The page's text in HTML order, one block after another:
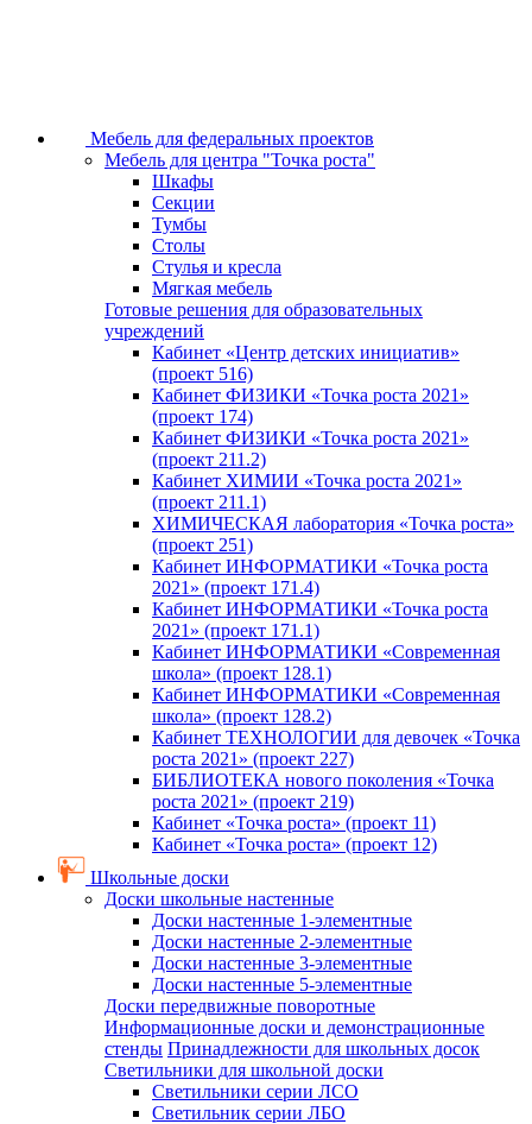
Мебель для федеральных проектов
Мебель для центра "Точка роста"
Шкафы
Секции
Тумбы
Столы
Стулья и кресла
Мягкая мебель
Готовые решения для образовательных
учреждений
Кабинет «Центр детских инициатив»
(проект 516)
Кабинет ФИЗИКИ «Точка роста 2021»
(проект 174)
Кабинет ФИЗИКИ «Точка роста 2021»
(проект 211.2)
Кабинет ХИМИИ «Точка роста 2021»
(проект 211.1)
ХИМИЧЕСКАЯ лаборатория «Точка роста»
(проект 251)
Кабинет ИНФОРМАТИКИ «Точка роста
2021» (проект 171.4)
Кабинет ИНФОРМАТИКИ «Точка роста
2021» (проект 171.1)
Кабинет ИНФОРМАТИКИ «Современная
школа» (проект 128.1)
Кабинет ИНФОРМАТИКИ «Современная
школа» (проект 128.2)
Кабинет ТЕХНОЛОГИИ для девочек «Точка
роста 2021» (проект 227)
БИБЛИОТЕКА нового поколения «Точка
роста 2021» (проект 219)
Кабинет «Точка роста» (проект 11)
Кабинет «Точка роста» (проект 12)
Школьные доски
Доски школьные настенные
Доски настенные 1-элементные
Доски настенные 2-элементные
Доски настенные 3-элементные
Доски настенные 5-элементные
Доски передвижные поворотные
Информационные доски и демонстрационные
стенды Принадлежности для школьных досок
Светильники для школьной доски
Светильники серии ЛСО
Светильник серии ЛБО